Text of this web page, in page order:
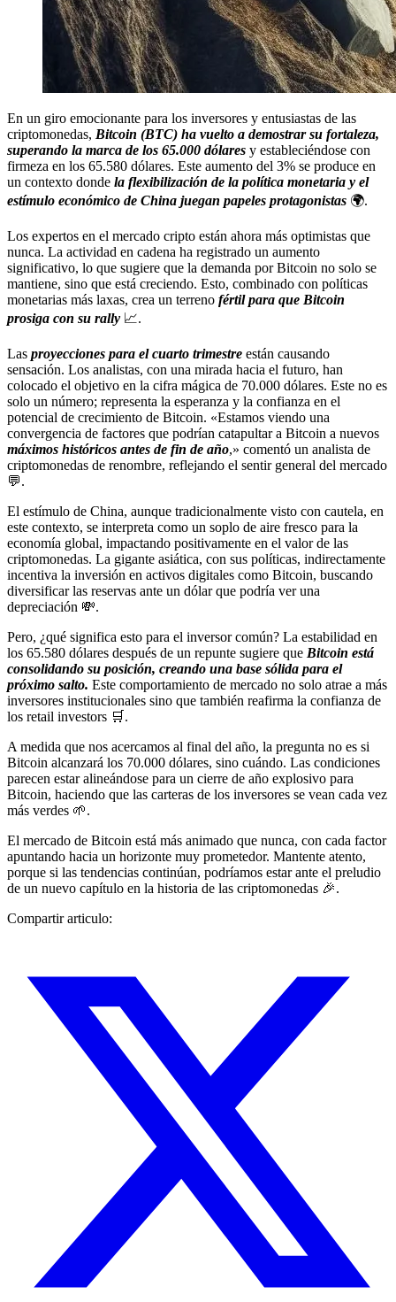
En un giro emocionante para los inversores y entusiastas de las
criptomonedas, Bitcoin (BTC) ha vuelto a demostrar su fortaleza,
superando la marca de los 65.000 dólares y estableciéndose con
firmeza en los 65.580 dólares. Este aumento del 3% se produce en
un contexto donde la flexibilización de la política monetaria y el
estímulo económico de China juegan papeles protagonistas 🌍.
Los expertos en el mercado cripto están ahora más optimistas que
nunca. La actividad en cadena ha registrado un aumento
significativo, lo que sugiere que la demanda por Bitcoin no solo se
mantiene, sino que está creciendo. Esto, combinado con políticas
monetarias más laxas, crea un terreno fértil para que Bitcoin
prosiga con su rally 📈.
Las proyecciones para el cuarto trimestre están causando
sensación. Los analistas, con una mirada hacia el futuro, han
colocado el objetivo en la cifra mágica de 70.000 dólares. Este no es
solo un número; representa la esperanza y la confianza en el
potencial de crecimiento de Bitcoin. «Estamos viendo una
convergencia de factores que podrían catapultar a Bitcoin a nuevos
máximos históricos antes de fin de año,» comentó un analista de
criptomonedas de renombre, reflejando el sentir general del mercado
💬.
El estímulo de China, aunque tradicionalmente visto con cautela, en
este contexto, se interpreta como un soplo de aire fresco para la
economía global, impactando positivamente en el valor de las
criptomonedas. La gigante asiática, con sus políticas, indirectamente
incentiva la inversión en activos digitales como Bitcoin, buscando
diversificar las reservas ante un dólar que podría ver una
depreciación 💸.
Pero, ¿qué significa esto para el inversor común? La estabilidad en
los 65.580 dólares después de un repunte sugiere que Bitcoin está
consolidando su posición, creando una base sólida para el
próximo salto. Este comportamiento de mercado no solo atrae a más
inversores institucionales sino que también reafirma la confianza de
los retail investors 🛒.
A medida que nos acercamos al final del año, la pregunta no es si
Bitcoin alcanzará los 70.000 dólares, sino cuándo. Las condiciones
parecen estar alineándose para un cierre de año explosivo para
Bitcoin, haciendo que las carteras de los inversores se vean cada vez
más verdes 🌱.
El mercado de Bitcoin está más animado que nunca, con cada factor
apuntando hacia un horizonte muy prometedor. Mantente atento,
porque si las tendencias continúan, podríamos estar ante el preludio
de un nuevo capítulo en la historia de las criptomonedas 🎉.
Compartir articulo: